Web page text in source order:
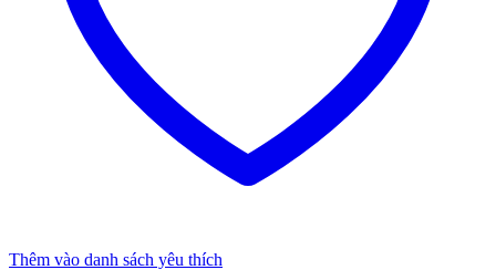
Thêm vào danh sách yêu thích